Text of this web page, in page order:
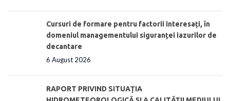
Cursuri de formare pentru factorii interesați, în
domeniul managementului siguranței iazurilor de
decantare
6 August 2026
RAPORT PRIVIND SITUAŢIA